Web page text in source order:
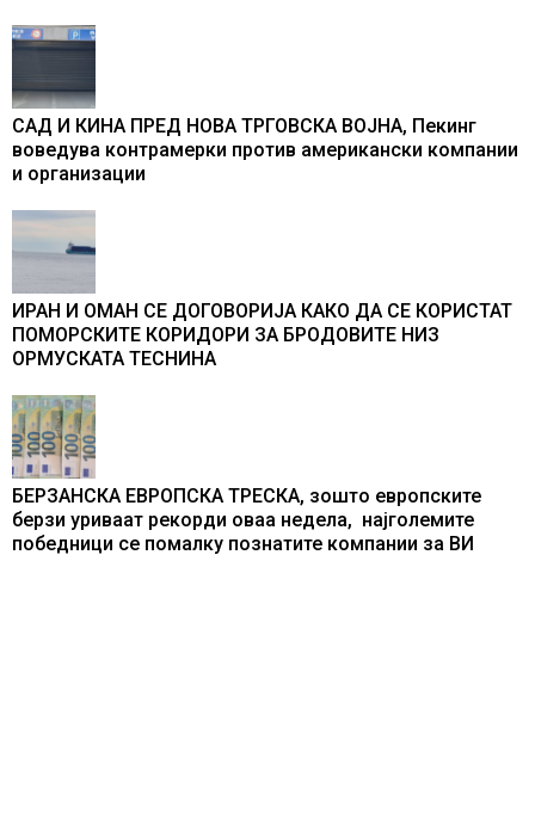
САД И КИНА ПРЕД НОВА ТРГОВСКА ВОЈНА, Пекинг
воведува контрамерки против американски компании
и организации
ИРАН И ОМАН СЕ ДОГОВОРИЈА КАКО ДА СЕ КОРИСТАТ
ПОМОРСКИТЕ КОРИДОРИ ЗА БРОДОВИТЕ НИЗ
ОРМУСКАТА ТЕСНИНА
БЕРЗАНСКА ЕВРОПСКА ТРЕСКА, зошто европските
берзи уриваат рекорди оваа недела, најголемите
победници се помалку познатите компании за ВИ